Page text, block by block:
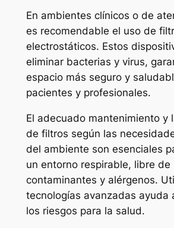
En ambientes clínicos o de
es recomendable el uso de
electrostáticos. Estos
eliminar bacterias y virus,
espacio más seguro y
pacientes y profesionales.
El adecuado mantenimiento y
de filtros según las
del ambiente son esenciales
un entorno respirable, libre de
contaminantes y alérgenos.
tecnologías avanzadas ayuda
los riesgos para la salud.